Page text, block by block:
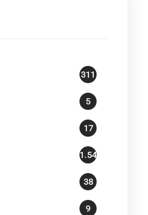
311
5
17
1.541
38
9